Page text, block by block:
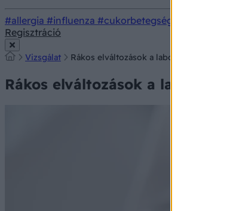
#allergia #influenza #cukorbetegség
Regisztráció
Vizsgálat Rákos elváltozások a laborleleten: ezek a
Rákos elváltozások a